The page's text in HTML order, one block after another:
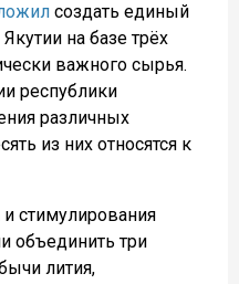
создать единый
Якутии на базе трёх
важного сырья.
республики
различных
из них относятся к
стимулирования
объединить три
лития,